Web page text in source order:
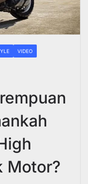
VIDEO
Motor?